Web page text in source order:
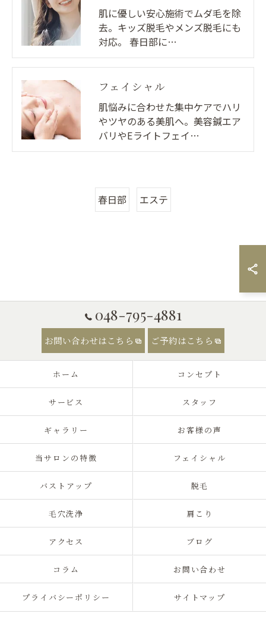
肌に優しい安心施術でムダ毛を除
去。キッズ脱毛やメンズ脱毛にも
対応。 春日部に…
フェイシャル
肌悩みに合わせた集中ケアでハリ
やツヤのある美肌へ。美容鍼エア
バリやEライトフェイ…
春日部 エステ
048-795-4881
お問い合わせはこちら ご予約はこちら
ホーム コンセプト
サービス スタッフ
ギャラリー お客様の声
当サロンの特徴 フェイシャル
バストアップ 脱毛
毛穴洗浄 肩こり
アクセス ブログ
コラム お問い合わせ
プライバシーポリシー サイトマップ